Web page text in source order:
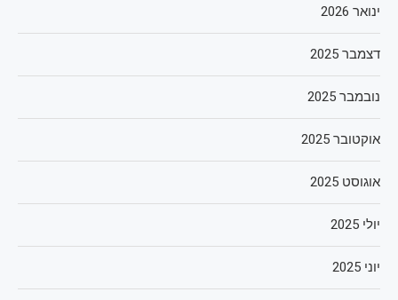
ינואר 2026
דצמבר 2025
נובמבר 2025
אוקטובר 2025
אוגוסט 2025
יולי 2025
יוני 2025